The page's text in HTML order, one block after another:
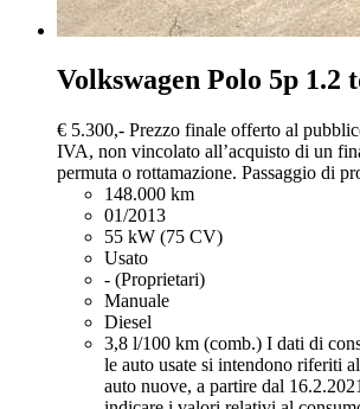
Volkswagen Polo 5p 1.2
€ 5.300,- Prezzo finale offerto al
IVA, non vincolato all’acquisto di un
permuta o rottamazione. Passaggio di
148.000 km
01/2013
55 kW (75 CV)
Usato
- (Proprietari)
Manuale
Diesel
3,8 l/100 km (comb.) I dati di
le auto usate si intendono riferiti
auto nuove, a partire dal